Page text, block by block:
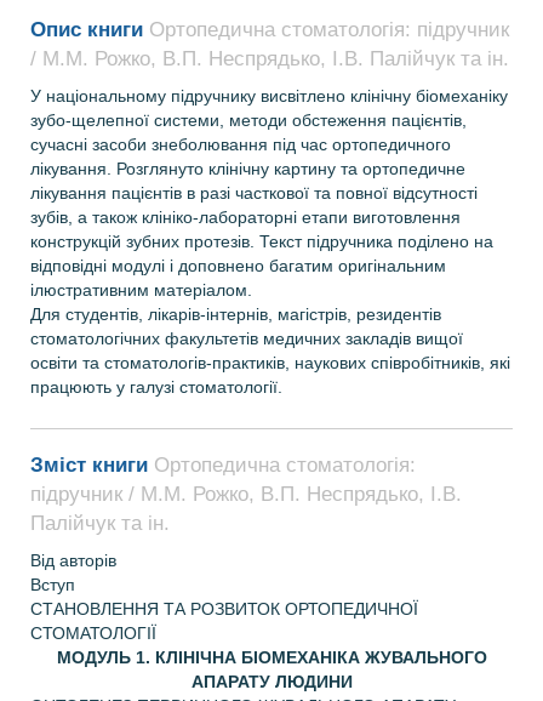
Опис книги Ортопедична стоматологія: підручник
/ М.М. Рожко, В.П. Неспрядько, І.В. Палійчук та ін.
У національному підручнику висвітлено клінічну біомеханіку
зубо-щелепної системи, методи обстеження пацієнтів,
сучасні засоби знеболювання під час ортопедичного
лікування. Розглянуто клінічну картину та ортопедичне
лікування пацієнтів в разі часткової та повної відсутності
зубів, а також клініко-лабораторні етапи виготовлення
конструкцій зубних протезів. Текст підручника поділено на
відповідні модулі і доповнено багатим оригінальним
ілюстративним матеріалом.
Для студентів, лікарів-інтернів, магістрів, резидентів
стоматологічних факультетів медичних закладів вищої
освіти та стоматологів-практиків, наукових співробітників, які
працюють у галузі стоматології.
Зміст книги Ортопедична стоматологія:
підручник / М.М. Рожко, В.П. Неспрядько, І.В.
Палійчук та ін.
Від авторів
Вступ
СТАНОВЛЕННЯ ТА РОЗВИТОК ОРТОПЕДИЧНОЇ
СТОМАТОЛОГІЇ
МОДУЛЬ 1. КЛІНІЧНА БІОМЕХАНІКА ЖУВАЛЬНОГО
АПАРАТУ ЛЮДИНИ